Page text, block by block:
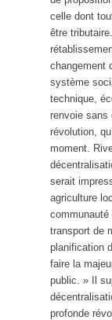
celle dont
être
changement
système
technique,
renvoie sans
révolution,
moment.
serait
agriculture
transport de
planification
faire la
public. » Il
profonde